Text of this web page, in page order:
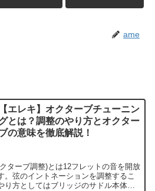
ame
【エレキ】オクターブチューニン
とは？調整のやり方とオクター
の意味を徹底解説！
ターブ調整)とは12フレットの音を開放
。弦のイントネーションを調整するこ
り方としてはブリッジのサドル本体の